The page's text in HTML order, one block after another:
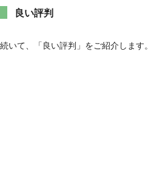
良い評判
続いて、「良い評判」をご紹介します。